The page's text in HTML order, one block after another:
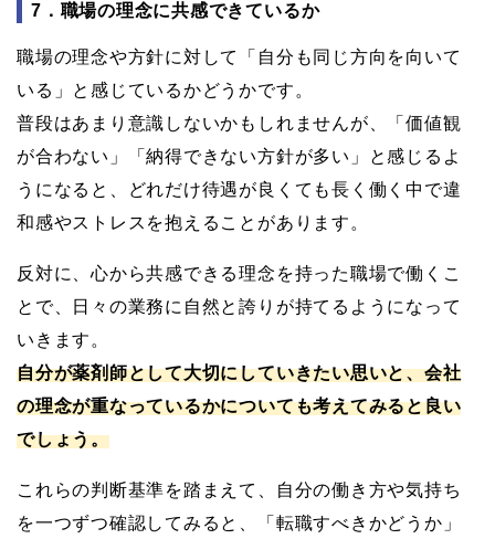
7．職場の理念に共感できているか
職場の理念や方針に対して「自分も同じ方向を向いて
いる」と感じているかどうかです。
普段はあまり意識しないかもしれませんが、「価値観
が合わない」「納得できない方針が多い」と感じるよ
うになると、どれだけ待遇が良くても長く働く中で違
和感やストレスを抱えることがあります。
反対に、心から共感できる理念を持った職場で働くこ
とで、日々の業務に自然と誇りが持てるようになって
いきます。
自分が薬剤師として大切にしていきたい思いと、会社
の理念が重なっているかについても考えてみると良い
でしょう。
これらの判断基準を踏まえて、自分の働き方や気持ち
を一つずつ確認してみると、「転職すべきかどうか」